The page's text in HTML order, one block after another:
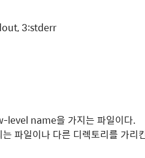
3:stderr
level name을 가지는 파일이다.
파일이나 다른 디렉토리를 가리